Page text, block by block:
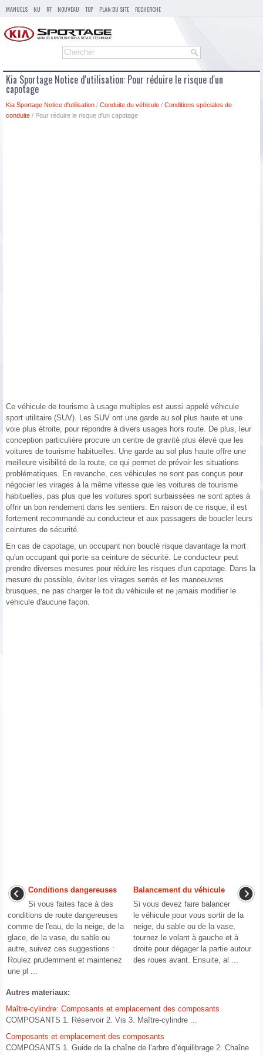
MANUELS NU RT NOUVEAU TOP PLAN DU SITE RECHERCHE
Kia Sportage Notice d'utilisation: Pour réduire le risque d'un
capotage
Kia Sportage Notice d'utilisation / Conduite du véhicule / Conditions spéciales de
conduite / Pour réduire le risque d'un capotage
Ce véhicule de tourisme à usage multiples est aussi appelé véhicule
sport utilitaire (SUV). Les SUV ont une garde au sol plus haute et une
voie plus étroite, pour répondre à divers usages hors route. De plus, leur
conception particulière procure un centre de gravité plus élevé que les
voitures de tourisme habituelles. Une garde au sol plus haute offre une
meilleure visibilité de la route, ce qui permet de prévoir les situations
problématiques. En revanche, ces véhicules ne sont pas conçus pour
négocier les virages à la même vitesse que les voitures de tourisme
habituelles, pas plus que les voitures sport surbaissées ne sont aptes à
offrir un bon rendement dans les sentiers. En raison de ce risque, il est
fortement recommandé au conducteur et aux passagers de boucler leurs
ceintures de sécurité.
En cas de capotage, un occupant non bouclé risque davantage la mort
qu'un occupant qui porte sa ceinture de sécurité. Le conducteur peut
prendre diverses mesures pour réduire les risques d'un capotage. Dans la
mesure du possible, éviter les virages serrés et les manoeuvres
brusques, ne pas charger le toit du véhicule et ne jamais modifier le
véhicule d'aucune façon.
Conditions dangereuses
Si vous faites face à des
conditions de route dangereuses
comme de l'eau, de la neige, de la
glace, de la vase, du sable ou
autre, suivez ces suggestions :
Roulez prudemment et maintenez
une pl ...
Balancement du véhicule
Si vous devez faire balancer
le véhicule pour vous sortir de la
neige, du sable ou de la vase,
tournez le volant à gauche et à
droite pour dégager la partie autour
des roues avant. Ensuite, al ...
Autres materiaux:
Maître-cylindre: Composants et emplacement des composants
COMPOSANTS 1. Réservoir 2. Vis 3. Maître-cylindre ...
Composants et emplacement des composants
COMPOSANTS 1. Guide de la chaîne de l’arbre d’équilibrage 2. Chaîne